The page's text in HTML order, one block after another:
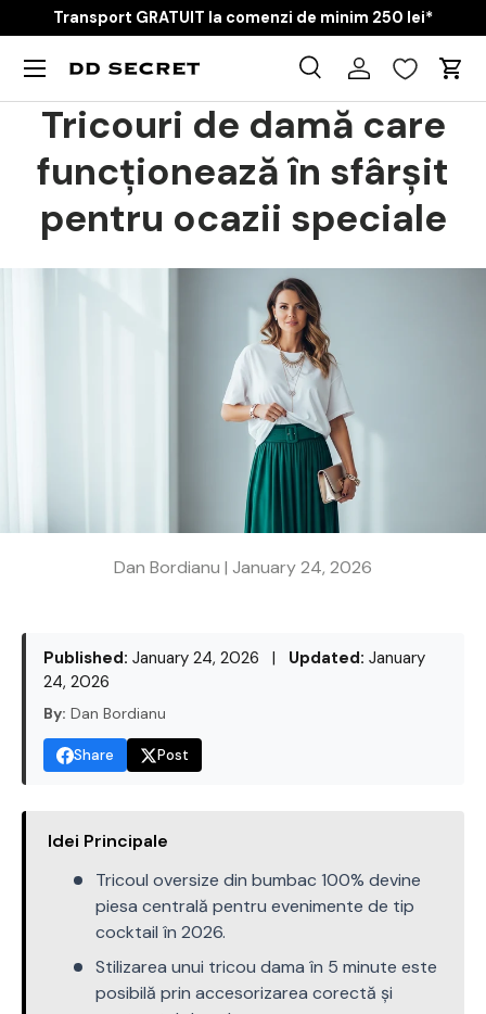
Skip to content
Transport GRATUIT la comenzi de minim 250 lei*
Product type
Toate
Caută Cart
Menu
Tricouri de damă care
funcționează în sfârșit
pentru ocazii speciale
Dan Bordianu | January 24, 2026
Published: January 24, 2026 | Updated: January
24, 2026
By: Dan Bordianu
Share Post
Idei Principale
Tricoul oversize din bumbac 100% devine
piesa centrală pentru evenimente de tip
cocktail în 2026.
Stilizarea unui tricou dama în 5 minute este
posibilă prin accesorizarea corectă și